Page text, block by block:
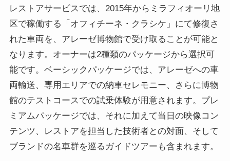
レストアサービスでは、2015年からミラフィオーリ地
区で稼働する「オフィチーネ・クラシケ」にて修復さ
れた車両を、アレーゼ博物館で受け取ることが可能と
なります。オーナーは2種類のパッケージから選択可
能です。ベーシックパッケージでは、アレーゼへの車
両輸送、専用エリアでの納車セレモニー、さらに博物
館のテストコースでの試乗体験が用意されます。プレ
ミアムパッケージでは、それに加えて当日の映像コン
テンツ、レストアを担当した技術者との対面、そして
ブランドの名車群を巡るガイドツアーも含まれます。